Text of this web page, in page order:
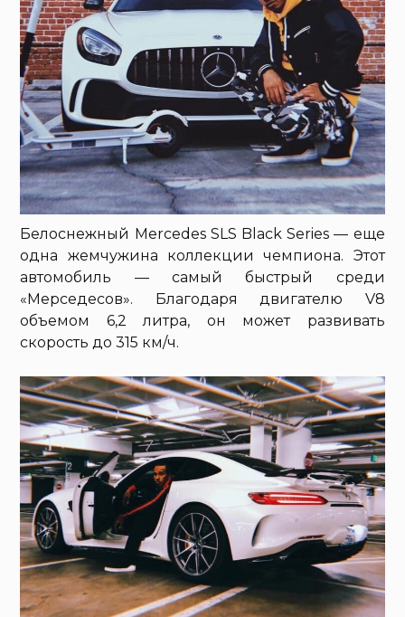
Белоснежный Mercedes SLS Black Series — еще
одна жемчужина коллекции чемпиона. Этот
автомобиль — самый быстрый среди
«Мерседесов». Благодаря двигателю V8
объемом 6,2 литра, он может развивать
скорость до 315 км/ч.